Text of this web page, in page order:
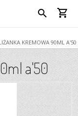
search shopping_cart
KREMOWA 90ML A'50
a'50